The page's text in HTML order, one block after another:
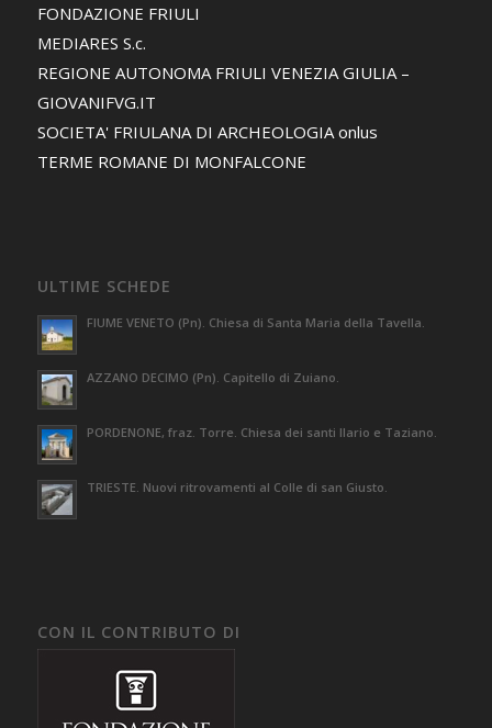
FONDAZIONE FRIULI
MEDIARES S.c.
REGIONE AUTONOMA FRIULI VENEZIA GIULIA –
GIOVANIFVG.IT
SOCIETA' FRIULANA DI ARCHEOLOGIA onlus
TERME ROMANE DI MONFALCONE
ULTIME SCHEDE
FIUME VENETO (Pn). Chiesa di Santa Maria della Tavella.
AZZANO DECIMO (Pn). Capitello di Zuiano.
PORDENONE, fraz. Torre. Chiesa dei santi Ilario e Taziano.
TRIESTE. Nuovi ritrovamenti al Colle di san Giusto.
CON IL CONTRIBUTO DI